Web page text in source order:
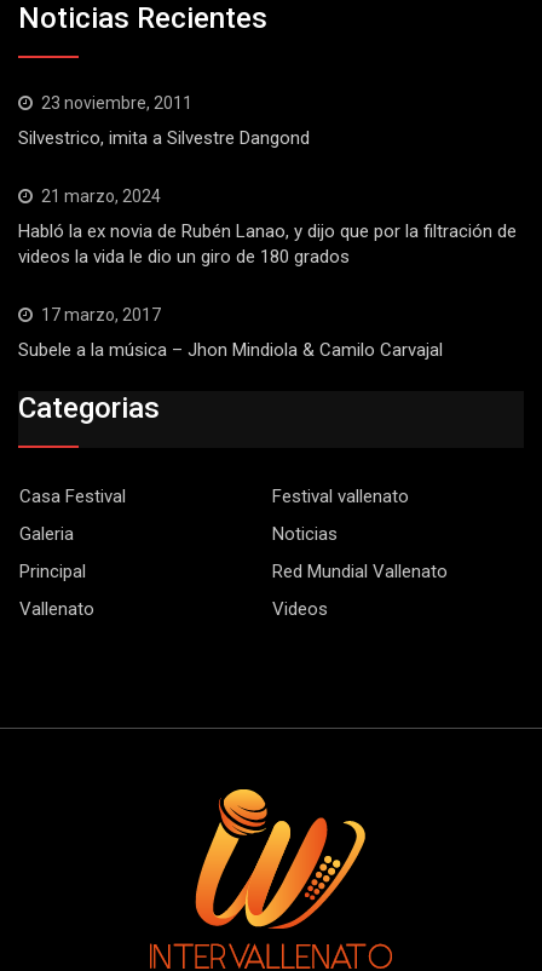
Noticias Recientes
23 noviembre, 2011
Silvestrico, imita a Silvestre Dangond
21 marzo, 2024
Habló la ex novia de Rubén Lanao, y dijo que por la filtración de
videos la vida le dio un giro de 180 grados
17 marzo, 2017
Subele a la música – Jhon Mindiola & Camilo Carvajal
Categorias
Casa Festival
Festival vallenato
Galeria
Noticias
Principal
Red Mundial Vallenato
Vallenato
Videos